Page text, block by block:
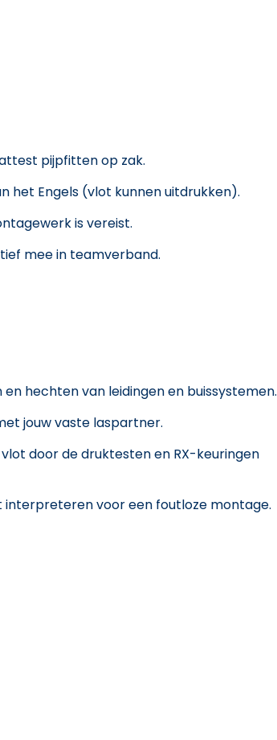
pijpfitten op zak.
het Engels (vlot kunnen uitdrukken).
is vereist.
mee in teamverband.
hechten van leidingen en buissystemen.
jouw vaste laspartner.
door de druktesten en RX-keuringen
voor een foutloze montage.